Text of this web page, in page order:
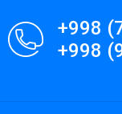
+998
+998